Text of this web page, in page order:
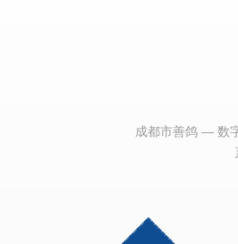
成都市善鸽 — 数